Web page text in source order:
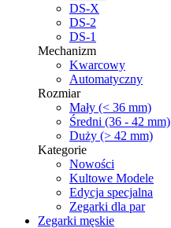
DS-X
DS-2
DS-1
Mechanizm
Kwarcowy
Automatyczny
Rozmiar
Mały (< 36 mm)
Średni (36 - 42 mm)
Duży (> 42 mm)
Kategorie
Nowości
Kultowe Modele
Edycja specjalna
Zegarki dla par
Zegarki męskie